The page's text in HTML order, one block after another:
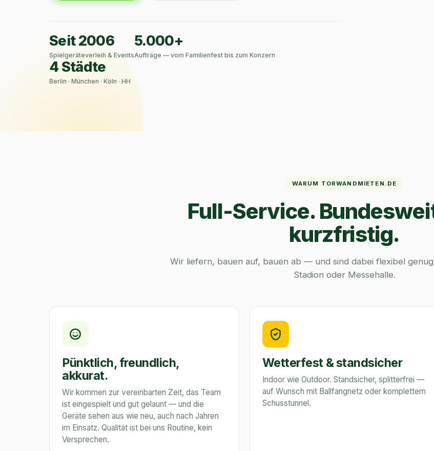
Seit 2006
Spielgeräteverleih & Events
5.000+
Aufträge — vom Familienfest bis zum Konzern
4 Städte
Berlin · München · Köln · HH
WARUM TORWANDMIETEN.DE
Full-Service.
kurzfristig.
Wir liefern, bauen auf, bauen ab — und sind dabei flexibel
Stadion oder Messehalle.
Pünktlich, freundlich,
akkurat.
Wir kommen zur vereinbarten Zeit, das Team
ist eingespielt und gut gelaunt — und die
Geräte sehen aus wie neu, auch nach Jahren
im Einsatz. Qualität ist bei uns Routine, kein
Versprechen.
Wetterfest & standsicher
Indoor wie Outdoor. Standsicher, splitterfrei —
auf Wunsch mit Ballfangnetz oder komplettem
Schusstunnel.